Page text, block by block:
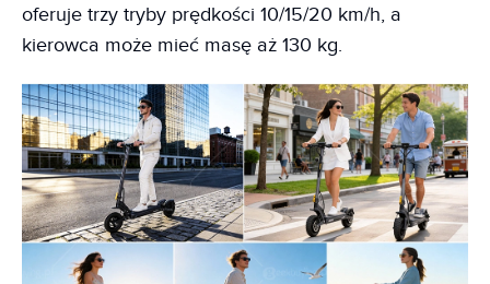
oferuje trzy tryby prędkości 10/15/20 km/h, a
kierowca może mieć masę aż 130 kg.